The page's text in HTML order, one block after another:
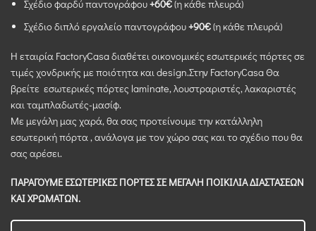
Σχέδιο φαρδύ παντογράφου+60€(η κάθε πλευρά)
Σχέδιο διπλό εργαλείο παντογράφου+90€(η κάθε πλευρά)
Η εταιρία FactoryCasa διαθέτει οικονομικές εσωτερικές πόρτες σε
τιμές χονδρικής με ποιότητα και design.Στην FactoryCasa Θα
βρείτε εσωτερικές πόρτες laminate, λουστραριστές, λακαριστές
και ταμπλαδωτές-μασίφ.
Με μεγάλη μας χαρά, θα σας προτείνουμε την κατάλληλη
εσωτερική πόρτα , ανάλογα με τον χώρο σας και το σχέδιο που θα
σας αρέσει.
ΠΑΡΑΓΟΥΜΕ ΕΣΩΤΕΡΙΚΕΣ ΠΟΡΤΕΣ ΣΕ ΜΕΓΑΛΗ ΠΟΙΚΙΛΙΑ ΔΙΑΣΤΑΣΕΩΝ
ΚΑΙ ΧΡΩΜΑΤΩΝ.